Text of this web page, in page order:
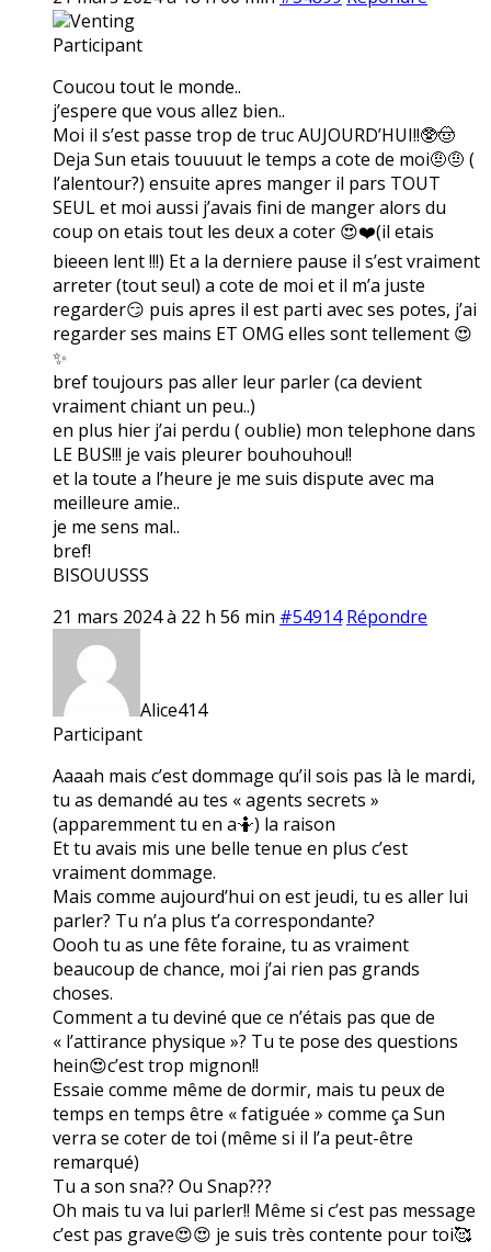
Venting
Participant
Coucou tout le monde..
j’espere que vous allez bien..
Moi il s’est passe trop de truc AUJOURD’HUI!!🥸🤠
Deja Sun etais touuuut le temps a cote de moi🤨🤨 (
l’alentour?) ensuite apres manger il pars TOUT
SEUL et moi aussi j’avais fini de manger alors du
coup on etais tout les deux a coter 😍❤️(il etais
bieeen lent !!!) Et a la derniere pause il s’est vraiment
arreter (tout seul) a cote de moi et il m’a juste
regarder😏 puis apres il est parti avec ses potes, j’ai
regarder ses mains ET OMG elles sont tellement 😍
✨
bref toujours pas aller leur parler (ca devient
vraiment chiant un peu..)
en plus hier j’ai perdu ( oublie) mon telephone dans
LE BUS!!! je vais pleurer bouhouhou!!
et la toute a l’heure je me suis dispute avec ma
meilleure amie..
je me sens mal..
bref!
BISOUUSSS
21 mars 2024 à 22 h 56 min #54914 Répondre
Alice414
Participant
Aaaah mais c’est dommage qu’il sois pas là le mardi,
tu as demandé au tes « agents secrets »
(apparemment tu en a🤷) la raison
Et tu avais mis une belle tenue en plus c’est
vraiment dommage.
Mais comme aujourd’hui on est jeudi, tu es aller lui
parler? Tu n’a plus t’a correspondante?
Oooh tu as une fête foraine, tu as vraiment
beaucoup de chance, moi j’ai rien pas grands
choses.
Comment a tu deviné que ce n’étais pas que de
« l’attirance physique »? Tu te pose des questions
hein😍c’est trop mignon!!
Essaie comme même de dormir, mais tu peux de
temps en temps être « fatiguée » comme ça Sun
verra se coter de toi (même si il l’a peut-être
remarqué)
Tu a son sna?? Ou Snap???
Oh mais tu va lui parler!! Même si c’est pas message
c’est pas grave😍😍 je suis très contente pour toi🥰